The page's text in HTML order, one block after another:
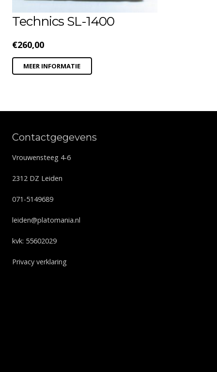
Technics SL-1400
€260,00
MEER INFORMATIE
Contactgegevens
Vrouwensteeg 4-6
2312 DZ Leiden
071-5149689
leiden@platomania.nl
kvk: 55602029
Privacy verklaring